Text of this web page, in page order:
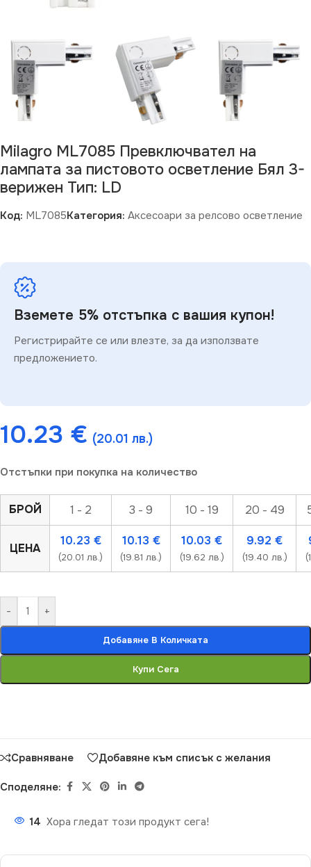
Milagro ML7085 Превключвател на
лампата за пистовото осветление Бял 3-
верижен Тип: LD
Код: ML7085Категория: Аксесоари за релсово осветление
Вземете 5% отстъпка с вашия купон!
Регистрирайте се или влезте, за да използвате
предложението.
10.23 € (20.01 лв.)
Отстъпки при покупка на количество
БРОЙ 1 - 2 3 - 9 10 - 19 20 - 49
ЦЕНА
10.23 €
(20.01 лв.)
10.13 €
(19.81 лв.)
10.03 €
(19.62 лв.)
9.92 €
(19.40 лв.)
- +
Добавяне В Количката
Купи Сега
Сравняване Добавяне към списък с желания
Споделяне:
14 Хора гледат този продукт сега!